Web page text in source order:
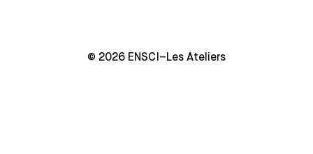
© 2026 ENSCI–Les Ateliers